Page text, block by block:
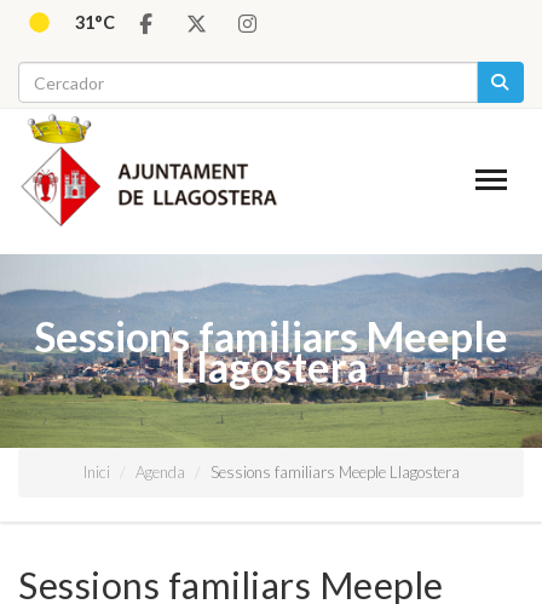
31°C
Sessions familiars Meeple
Llagostera
Inici Agenda Sessions familiars Meeple Llagostera
Sessions familiars Meeple